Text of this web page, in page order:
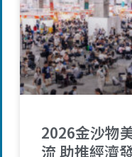
2026金沙物
流 助推經濟